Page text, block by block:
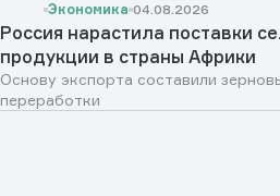
Экономика 04.08.2026
Россия нарастила поставки
продукции в страны Африки
Основу экспорта составили
переработки